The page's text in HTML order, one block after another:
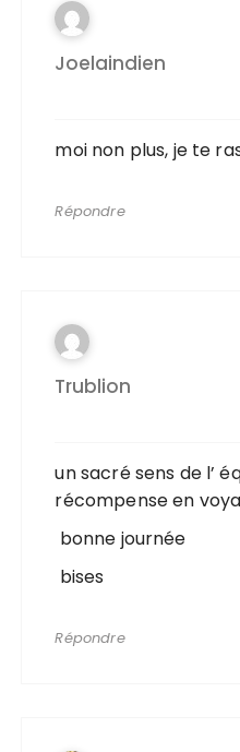
Joelaindien
moi non plus, je te
Répondre
Trublion
un sacré sens de l’
récompense en
bonne journée
bises
Répondre